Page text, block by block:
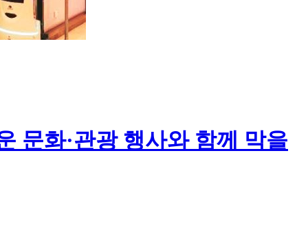
문화·관광 행사와 함께 막을